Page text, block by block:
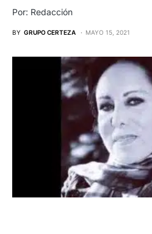
Por: Redacción
BY GRUPO CERTEZA MAYO 15, 2021